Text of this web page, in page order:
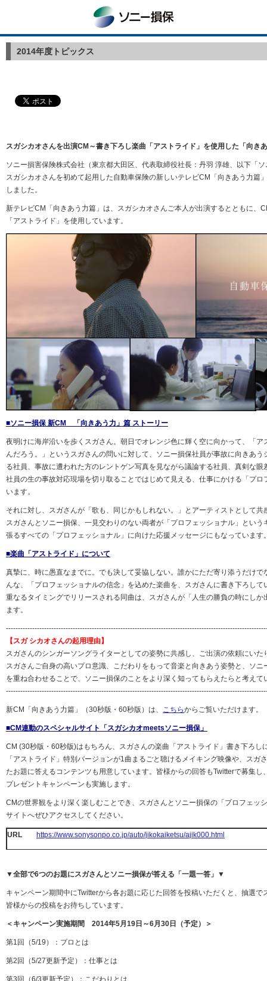
2014年度トピックス
スガシカオさんを出演CM～書き下ろし楽曲「アストライド」を使用した「向き
ソニー損害保険株式会社（東京都大田区、代表取締役社長：丹羽 淳雄、以下「
スガシカオさんを初めて起用した自動車保険の新しいテレビCM「向きあう力篇
しました。
新テレビCM「向きあう力篇」は、スガシカオさんご本人が出演するとともに、
「アストライド」を使用しています。
■ソニー損保 新CM 「向きあう力」篇 ストーリー
夜明けに海岸沿いを歩くスガさん。朝日でオレンジ色に輝く空に向かって、「
んだろう。」というスガさんの問いに対して、ソニー損保社員が事故に向きあ
る社員、事故に遭われた方のレントゲン写真を見ながら議論する社員、真剣な
社員の生の事故対応現場を切り取ることではじめて見える、仕事にかける「プ
います。
それに対し、スガさんが「歌も、同じかもしれない。」とアーティストとして共
スガさんとソニー損保、一見交わりのない両者が「プロフェッショナル」とい
張るすべての「プロフェッショナル」に向けた応援メッセージにもなっています
■楽曲「アストライド」について
真摯に、時に愚直なまでに。でも決して妥協しない。誰かにただ寄り添うだけ
んな、「プロフェッショナルの信念」を込めた楽曲を、スガさんに書き下ろし
重なるタイミングでリリースされる同曲は、スガさんが「人生の勝負の時にし
ます。
【スガ シカオさんの起用理由】
スガさんのシンガーソングライターとしての姿勢に共感し、ご出演の依頼にいた
スガさんご自身の高いプロ意識、こだわりをもって音楽と向きあう姿勢と、ソ
を重ね合わせることで、ソニー損保のことをより深く知ってもらえたらと考えて
新CM「向きあう力篇」（30秒版・60秒版）は、 こちらからご覧いただけます。
■CM連動のスペシャルサイト「スガシカオmeetsソニー損保」
CM (30秒版・60秒版)はもちろん、スガさんの楽曲「アストライド」書き下ろし
「アストライド」特別バージョンが1曲まるごと聴けるメイキング映像や、スガ
たお題に答えるコンテンツも用意しています。皆様からの回答もTwitterで募集
プレゼントキャンペーンも実施します。
CMの世界観をより深く楽しむことでき、スガさんとソニー損保の「プロフェッ
サイトへぜひアクセスしてください。
URL https://www.sonysonpo.co.jp/auto/jikokaiketsu/ajik000.html
▼全部で6つのお題にスガさんとソニー損保が答える「一題一答」▼
キャンペーン期間中にTwitterから各お題に応じた回答を投稿いただくと、抽選
皆様からの投稿をお待ちしています。
＜キャンペーン実施期間 2014年5月19日～6月30日（予定）＞
第1回（5/19）：プロとは
第2回（5/27更新予定）：仕事とは
第3回（6/3更新予定）：こだわりとは